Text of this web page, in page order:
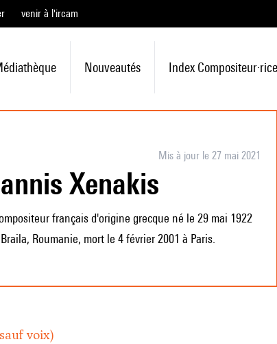
venir à l'ircam
Nouveautés Index Compositeur·rice
Mis à jour le 27 mai 2021
Iannis Xenakis
français d'origine grecque né le 29 mai 1922
Roumanie, mort le 4 février 2001 à Paris.
voix)